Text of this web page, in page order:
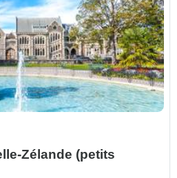
Zélande (petits